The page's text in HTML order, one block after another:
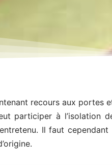
recours aux portes
participer à l’isolation
Il faut